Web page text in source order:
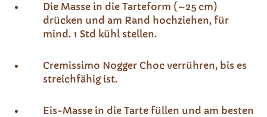
Die Masse in die Tarteform (~25 cm)
drücken und am Rand hochziehen, für
mind. 1 Std kühl stellen.
Cremissimo Nogger Choc verrühren, bis es
streichfähig ist.
Eis-Masse in die Tarte füllen und am besten